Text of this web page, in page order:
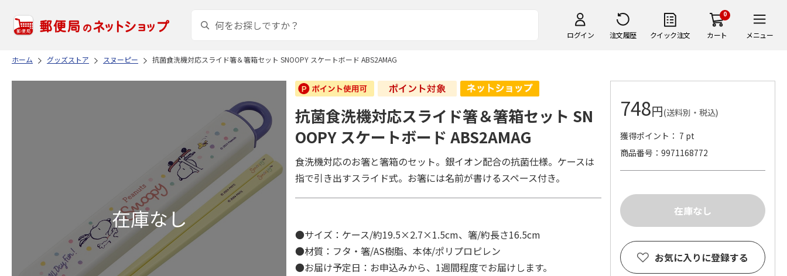
ログイン 注文履歴 クイック注文
0
カート メニュー
ホーム グッズストア スヌーピー 抗菌食洗機対応スライド箸＆箸箱セット SNOOPY スケートボード ABS2AMAG
抗菌食洗機対応スライド箸＆箸箱セット SN
OOPY スケートボード ABS2AMAG
食洗機対応のお箸と箸箱のセット。銀イオン配合の抗菌仕様。ケースは
指で引き出すスライド式。お箸には名前が書けるスペース付き。
●サイズ：ケース/約19.5×2.7×1.5cm、箸/約長さ16.5cm
●材質：フタ・箸/AS樹脂、本体/ポリプロピレン
●お届け予定日：お申込みから、1週間程度でお届けします。
748円(送料別・税込)
獲得ポイント： 7 pt
商品番号
9971168772
お気に入りに登録する